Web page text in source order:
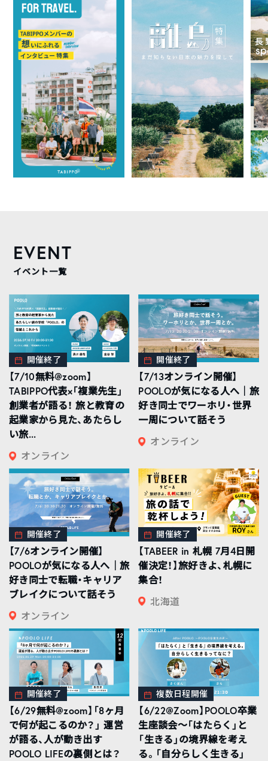
EVENT
イベント一覧
開催終了
【7/10無料@zoom】
TABIPPO代表×「複業先生」
創業者が語る！ 旅と教育の
起業家から見た、あたらし
い旅...
オンライン
開催終了
【7/13オンライン開催】
POOLOが気になる人へ｜旅
好き同士でワーホリ・世界
一周について話そう
オンライン
開催終了
【7/6オンライン開催】
POOLOが気になる人へ｜旅
好き同士で転職・キャリア
ブレイクについて話そう
オンライン
開催終了
【TABEER in 札幌 7月4日開
催決定！】旅好きよ、札幌に
集合！
北海道
開催終了
【6/29無料@zoom】「8ヶ月
で何が起こるのか？」 運営
が語る、人が動き出す
POOLO LIFEの裏側とは？
複数日程開催
【6/22@Zoom】POOLO卒業
生座談会〜「はたらく」と
「生きる」の境界線を考え
る。「自分らしく生きる」